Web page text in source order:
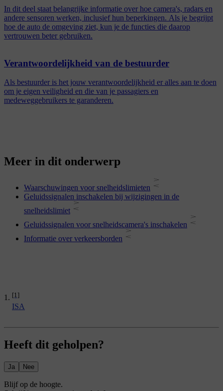
[1]
ISA
In dit deel staat belangrijke informatie over hoe camera's, radars en
andere sensoren werken, inclusief hun beperkingen. Als je begrijpt
hoe de auto de omgeving ziet, kun je de functies die daarop
vertrouwen beter gebruiken.
Verantwoordelijkheid van de bestuurder
Als bestuurder is het jouw verantwoordelijkheid er alles aan te doen
om je eigen veiligheid en die van je passagiers en
medeweggebruikers te garanderen.
Meer in dit onderwerp
Waarschuwingen voor snelheidslimieten
Geluidssignalen inschakelen bij wijzigingen in de
snelheidslimiet
Geluidssignalen voor snelheidscamera's inschakelen
Informatie over verkeersborden
Heeft dit geholpen?
Ja Nee